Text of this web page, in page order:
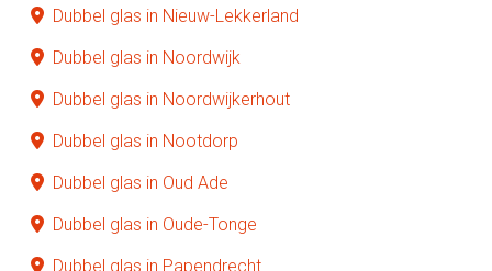
Dubbel glas in Nieuw-Lekkerland
Dubbel glas in Noordwijk
Dubbel glas in Noordwijkerhout
Dubbel glas in Nootdorp
Dubbel glas in Oud Ade
Dubbel glas in Oude-Tonge
Dubbel glas in Papendrecht